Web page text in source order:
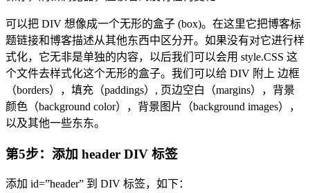
可以把 DIV 想像成一个无形的盒子 (box)。在这里它把博客标
题链接和博客描述从其他东西中区分开。如果没有对它进行样
式化，它无非是单独的内容，以后我们可以会用 style.CSS 这
个文件去样式化这个无形的盒子。我们可以给 DIV 附上 边框
（borders），填充（paddings）, 页边空白（margins），背景
颜色（background color），背景图片（background images），
以及其他一些东东。
第5步：添加 header DIV 标签
添加 id=”header” 到 DIV 标签，如下：